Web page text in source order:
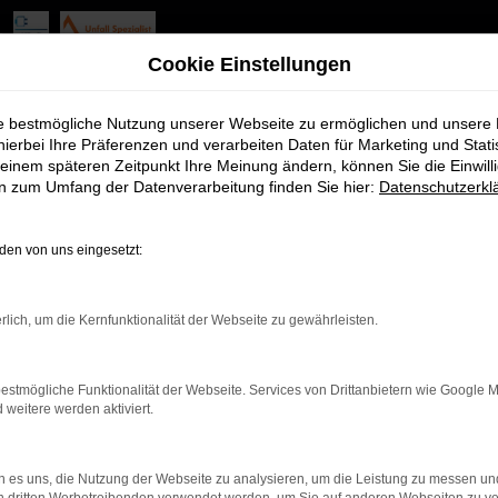
exklusiv bei
ist Tiguan von Autohaus Tauwald GmbH die perfekte
Sie die Vielfalt von VW bei uns und lassen Sie sich von
zusätzliche Services für Ihr VW-Fahrzeug, damit Sie stets
und Enthusiasmus zur Seite.
hautnah. Wir helfen Ihnen gerne, das perfekte
hat. Wir freuen uns auf Ihren Besuch in unserem
Network Error
ist ein Fehler aufgetreten.
ein paar Tipps, die dir helfen können:
Cookie Einstellungen
bestmögliche Nutzung unserer Webseite zu ermöglichen und unsere
Ihre Präferenzen und verarbeiten Daten für Marketing und
späteren Zeitpunkt Ihre Meinung ändern, können Sie die
zum Umfang der Datenverarbeitung finden Sie hier:
von uns eingesetzt:
um die Kernfunktionalität der Webseite zu gewährleisten.
Funktionalität der Webseite. Services von Drittanbietern wie Google
weitere werden aktiviert.
es uns, die Nutzung der Webseite zu analysieren, um die Leistung zu messen